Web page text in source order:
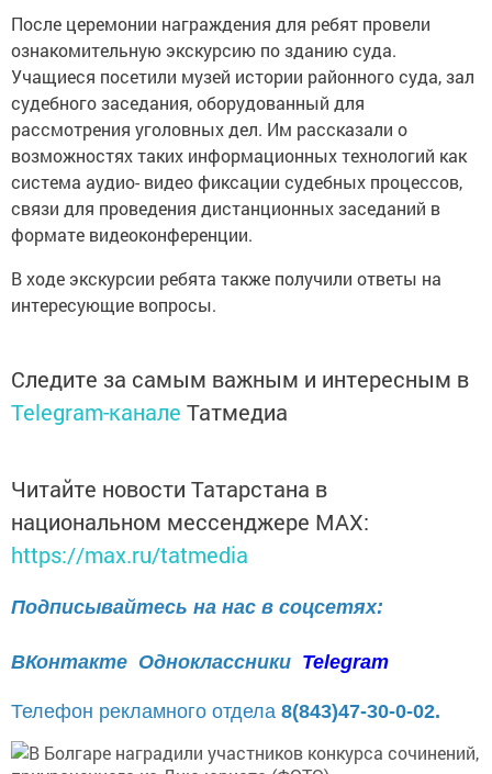
После церемонии награждения для ребят провели
ознакомительную экскурсию по зданию суда.
Учащиеся посетили музей истории районного суда, зал
судебного заседания, оборудованный для
рассмотрения уголовных дел. Им рассказали о
возможностях таких информационных технологий как
система аудио- видео фиксации судебных процессов,
связи для проведения дистанционных заседаний в
формате видеоконференции.
В ходе экскурсии ребята также получили ответы на
интересующие вопросы.
Следите за самым важным и интересным в
Telegram-канале Татмедиа
Читайте новости Татарстана в
национальном мессенджере MАХ:
https://max.ru/tatmedia
Подписывайтесь на нас в соцсетях:
ВКонтакте Одноклассники Telegram
Телефон рекламного отдела 8(843)47-30-0-02.